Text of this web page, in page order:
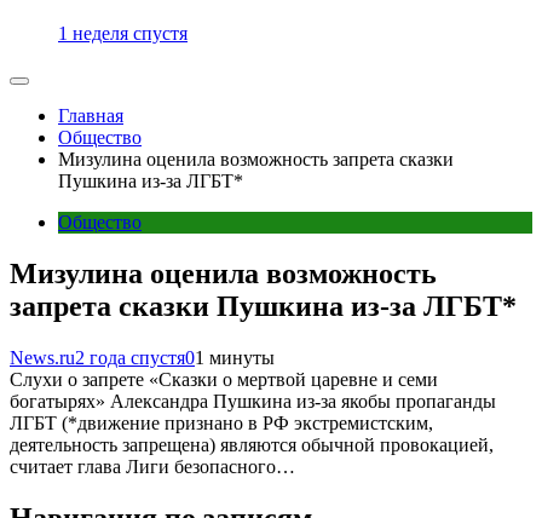
1 неделя спустя
Главная
Общество
Мизулина оценила возможность запрета сказки
Пушкина из-за ЛГБТ*
Общество
Мизулина оценила возможность
запрета сказки Пушкина из-за ЛГБТ*
News.ru2 года спустя01 минуты
Слухи о запрете «Сказки о мертвой царевне и семи
богатырях» Александра Пушкина из-за якобы пропаганды
ЛГБТ (*движение признано в РФ экстремистским,
деятельность запрещена) являются обычной провокацией,
считает глава Лиги безопасного…